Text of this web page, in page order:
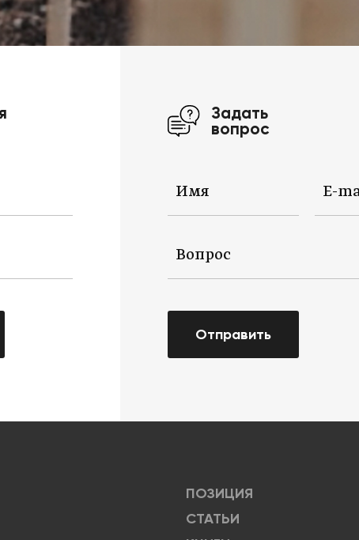
Задать
вопрос
Отправить
ПОЗИЦИЯ
СТАТЬИ